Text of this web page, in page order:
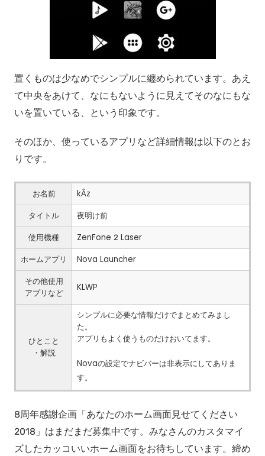
置くものは少なめでシンプルに纏められています。あえ
て中央をあけて、なにもないように見えてそのなにもな
いを置いている、という印象です。
そのほか、使っているアプリなど詳細情報は以下のとお
りです。
お名前
kÂz
タイトル
夜明け前
使用機種
ZenFone 2 Laser
ホームアプリ
Nova Launcher
その他使用
アプリなど
KLWP
ひとこと
・解説
シンプルに必要な情報だけでまとめてみまし
た。
アプリもよく使うものだけおいてます。
Novaの設定でナビバーは非表示にしてありま
す。
8周年感謝企画「あなたのホーム画面見せてください
2018」はまだまだ募集中です。みなさんのカスタマイ
ズしたカッコいいホーム画面をお待ちしています。締め